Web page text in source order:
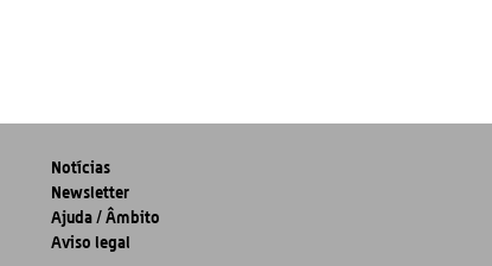
Notícias
Newsletter
Ajuda / Âmbito
Aviso legal